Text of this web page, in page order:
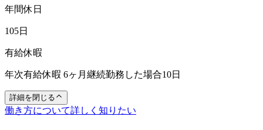
年間休日
105日
有給休暇
年次有給休暇 6ヶ月継続勤務した場合10日
詳細を閉じる
働き方について詳しく知りたい